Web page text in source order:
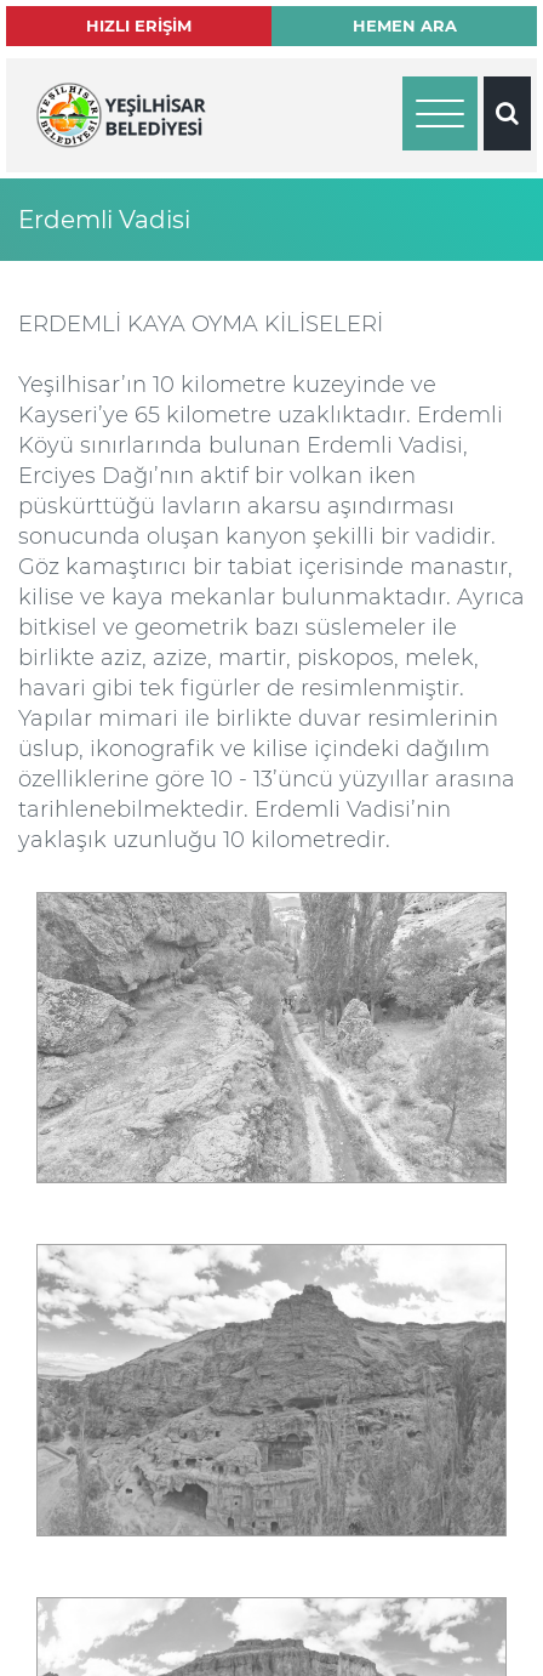
HIZLI ERİŞİM HEMEN ARA ×
Erdemli Vadisi
ERDEMLİ KAYA OYMA KİLİSELERİ
Yeşilhisar’ın 10 kilometre kuzeyinde ve
Kayseri’ye 65 kilometre uzaklıktadır. Erdemli
Köyü sınırlarında bulunan Erdemli Vadisi,
Erciyes Dağı’nın aktif bir volkan iken
püskürttüğü lavların akarsu aşındırması
sonucunda oluşan kanyon şekilli bir vadidir.
Göz kamaştırıcı bir tabiat içerisinde manastır,
kilise ve kaya mekanlar bulunmaktadır. Ayrıca
bitkisel ve geometrik bazı süslemeler ile
birlikte aziz, azize, martir, piskopos, melek,
havari gibi tek figürler de resimlenmiştir.
Yapılar mimari ile birlikte duvar resimlerinin
üslup, ikonografik ve kilise içindeki dağılım
özelliklerine göre 10 - 13’üncü yüzyıllar arasına
tarihlenebilmektedir. Erdemli Vadisi’nin
yaklaşık uzunluğu 10 kilometredir.